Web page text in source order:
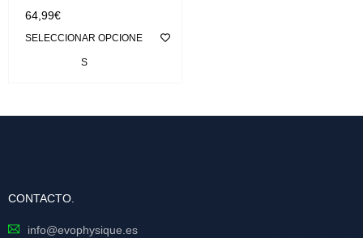
Protéicas
64,99€
SELECCIONAR OPCIONE
S
CONTACTO.
info@evophysique.es